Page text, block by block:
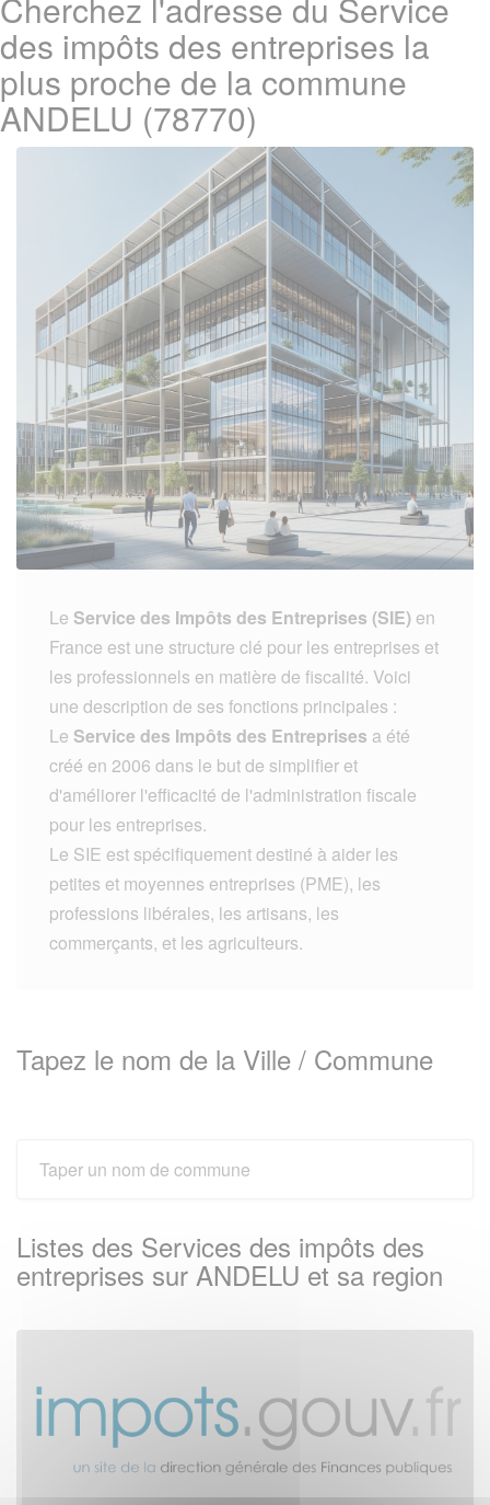
des impôts des entreprises la
plus proche de la commune
ANDELU (78770)
Le Service des Impôts des Entreprises (SIE) en
France est une structure clé pour les entreprises et
les professionnels en matière de fiscalité. Voici
une description de ses fonctions principales :
Le Service des Impôts des Entreprises a été
créé en 2006 dans le but de simplifier et
d'améliorer l'efficacité de l'administration fiscale
pour les entreprises.
Le SIE est spécifiquement destiné à aider les
petites et moyennes entreprises (PME), les
professions libérales, les artisans, les
commerçants, et les agriculteurs.
Tapez le nom de la Ville / Commune
Listes des Services des impôts des
entreprises sur ANDELU et sa region